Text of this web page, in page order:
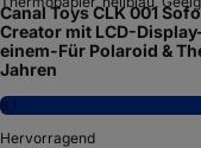
Canal Toys CLK 001
Creator mit LCD-
einem-Für Polaroid &
Jahren
8,1
Hervorragend